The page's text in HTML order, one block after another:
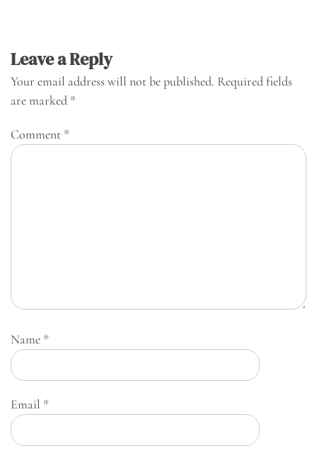
Leave a Reply
Your email address will not be published. Required fields
are marked *
Comment *
Name *
Email *